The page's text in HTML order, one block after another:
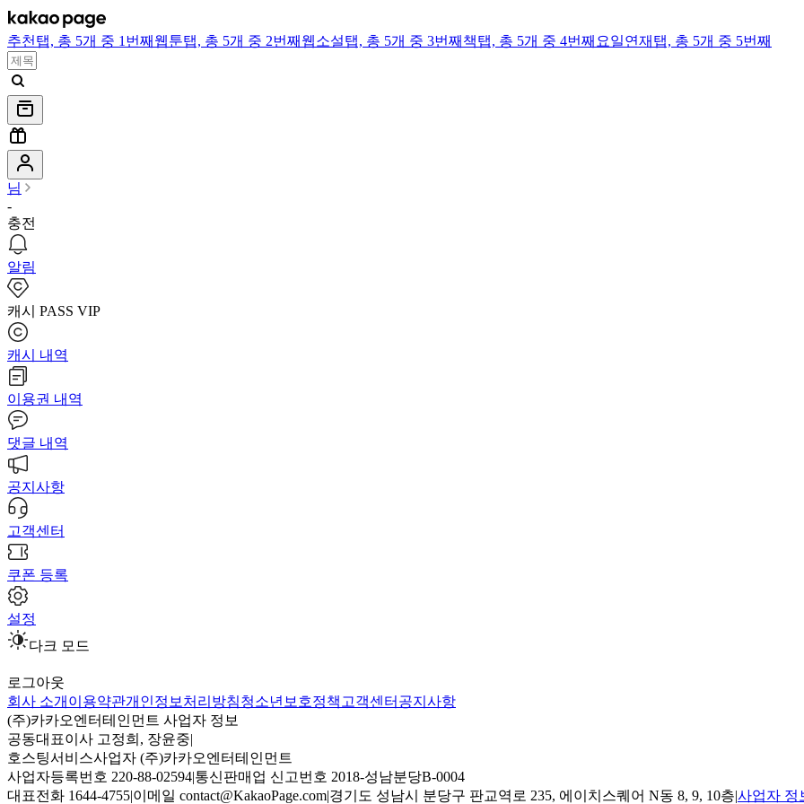
추천 탭, 총 5개 중 1번째 웹툰탭, 총 5개 중 2번째 웹소설탭, 총 5개 중 3번째 책탭, 총 5개 중 4번째 요일연재 탭, 총 5개 중 5번째
님
-
충전
알림
캐시 PASS VIP
캐시 내역
이용권 내역
댓글 내역
공지사항
고객센터
쿠폰 등록
설정
다크 모드
로그아웃
회사 소개 이용약관개인정보처리방침청소년보호정책 고객센터 공지사항
(주)카카오엔터테인먼트 사업자 정보
공동대표이사 고정희, 장윤중|
호스팅서비스사업자 (주)카카오엔터테인먼트
사업자등록번호 220-88-02594|통신판매업 신고번호 2018-성남분당B-0004
대표전화 1644-4755|이메일 contact@KakaoPage.com|경기도 성남시 분당구 판교역로 235, 에이치스퀘어 N동 8, 9, 10층|사업자 정